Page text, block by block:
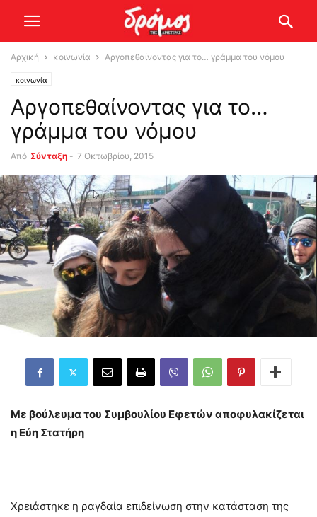
Αρχική κοινωνία Αργοπεθαίνοντας για το… γράμμα του νόμου
κοινωνία
Αργοπεθαίνοντας για το…
γράμμα του νόμου
Από Σύνταξη - 7 Οκτωβρίου, 2015
Με βούλευμα του Συμβουλίου Εφετών αποφυλακίζεται
η Εύη Στατήρη
Χρειάστηκε η ραγδαία επιδείνωση στην κατάσταση της